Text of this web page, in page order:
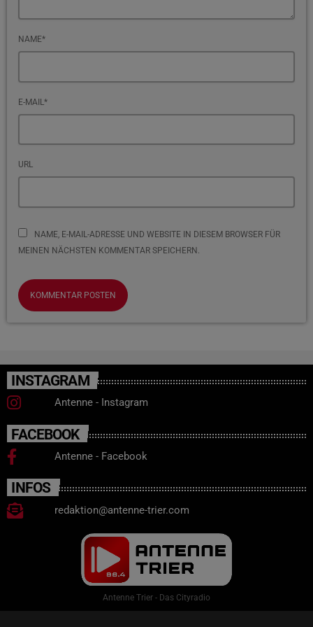
NAME*
E-MAIL*
URL
NAME, E-MAIL-ADRESSE UND WEBSITE IN DIESEM BROWSER FÜR
MEINEN NÄCHSTEN KOMMENTAR SPEICHERN.
INSTAGRAM
Antenne - Instagram
FACEBOOK
Antenne - Facebook
INFOS
redaktion@antenne-trier.com
Antenne Trier - Das Cityradio